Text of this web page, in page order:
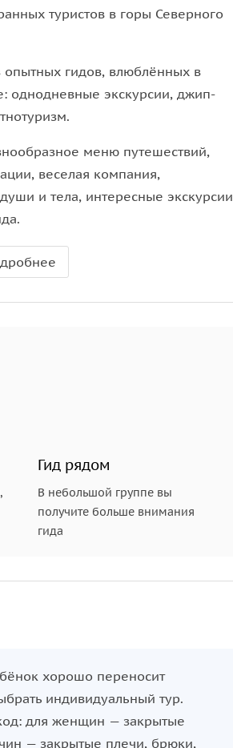
туристов в горы Северного
опытных гидов, влюблённых в
однодневные экскурсии, джип-
меню путешествий,
веселая компания,
и тела, интересные экскурсии
Гид рядом
В небольшой группе вы
получите больше внимания
гида
хорошо переносит
индивидуальный тур.
для женщин — закрытые
— закрытые плечи, брюки,